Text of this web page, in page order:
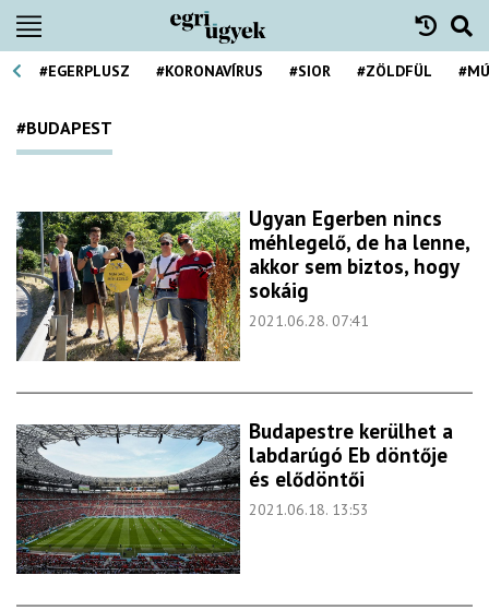
#EGERPLUSZ #KORONAVÍRUS #SIOR #ZÖLDFÜL
#BUDAPEST
Ugyan Egerben nincs
méhlegelő, de ha lenne,
akkor sem biztos, hogy
sokáig
2021.06.28. 07:41
Budapestre kerülhet a
labdarúgó Eb döntője
és elődöntői
2021.06.18. 13:53